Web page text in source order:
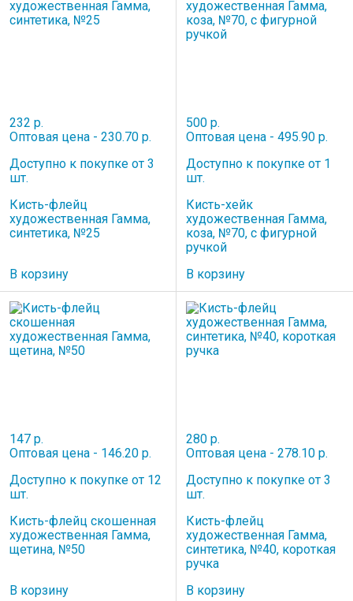
232 р.
Оптовая цена - 230.70 р.
Доступно к покупке от 3
шт.
Кисть-флейц
художественная Гамма,
синтетика, №25
В корзину
500 р.
Оптовая цена - 495.90 р.
Доступно к покупке от 1
шт.
Кисть-хейк
художественная Гамма,
коза, №70, с фигурной
ручкой
В корзину
147 р.
Оптовая цена - 146.20 р.
Доступно к покупке от 12
шт.
Кисть-флейц скошенная
художественная Гамма,
щетина, №50
В корзину
280 р.
Оптовая цена - 278.10 р.
Доступно к покупке от 3
шт.
Кисть-флейц
художественная Гамма,
синтетика, №40, короткая
ручка
В корзину